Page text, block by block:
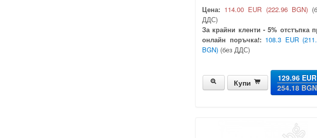
Цена: 114.00 EUR (222.96 BGN)
ДДС)
За крайни кленти - 5% отстъпка
онлайн поръчка!: 108.3 EUR
BGN) (без ДДС)
Купи
129.96 EUR
254.18 BGN